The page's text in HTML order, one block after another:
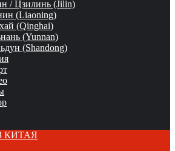
/ Цзилинь (Jilin)
(Liaoning)
(Qinghai)
(Yunnan)
(Shandong)
КИТАЯ